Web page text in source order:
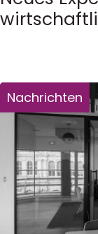
Nachrichten